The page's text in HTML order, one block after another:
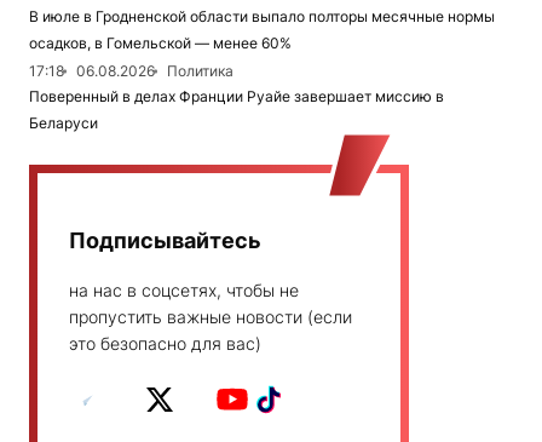
В июле в Гродненской области выпало полторы месячные нормы
осадков, в Гомельской — менее 60%
17:18
06.08.2026
Политика
Поверенный в делах Франции Руайе завершает миссию в
Беларуси
Подписывайтесь
на нас в соцсетях, чтобы не
пропустить важные новости (если
это безопасно для вас)